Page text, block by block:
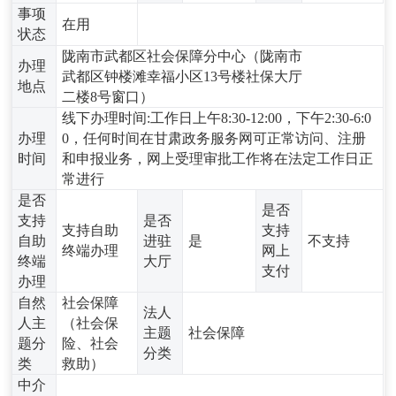
事项
状态
在用
办理
地点
陇南市武都区社会保障分中心（陇南市
武都区钟楼滩幸福小区13号楼社保大厅
二楼8号窗口）
办理
时间
线下办理时间:工作日上午8:30-12:00，下午2:30-6:0
0，任何时间在甘肃政务服务网可正常访问、注册
和申报业务，网上受理审批工作将在法定工作日正
常进行
是否
支持
自助
终端
办理
支持自助
终端办理
是否
进驻
大厅
是
是否
支持
网上
支付
不支持
自然
人主
题分
类
社会保障
（社会保
险、社会
救助）
法人
主题
分类
社会保障
中介